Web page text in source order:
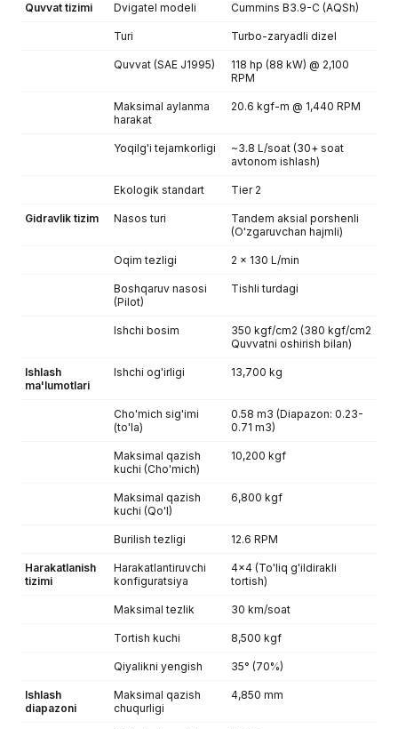
Quvvat tizimi Dvigatel modeli Cummins B3.9-C (AQSh)
Turi Turbo-zaryadli dizel
Quvvat (SAE J1995)
118 hp (88 kW) @ 2,100
RPM
Maksimal aylanma
harakat
20.6 kgf-m @ 1,440 RPM
Yoqilg'i tejamkorligi
~3.8 L/soat (30+ soat
avtonom ishlash)
Ekologik standart Tier 2
Gidravlik tizim Nasos turi
Tandem aksial porshenli
(O'zgaruvchan hajmli)
Oqim tezligi 2 x 130 L/min
Boshqaruv nasosi
(Pilot)
Tishli turdagi
Ishchi bosim
350 kgf/cm2 (380 kgf/cm2
Quvvatni oshirish bilan)
Ishlash
ma'lumotlari
Ishchi og'irligi 13,700 kg
Cho'mich sig'imi
(to'la)
0.58 m3 (Diapazon: 0.23-
0.71 m3)
Maksimal qazish
kuchi (Cho'mich)
10,200 kgf
Maksimal qazish
kuchi (Qo'l)
6,800 kgf
Burilish tezligi 12.6 RPM
Harakatlanish
tizimi
Harakatlantiruvchi
konfiguratsiya
4x4 (To'liq g'ildirakli
tortish)
Maksimal tezlik 30 km/soat
Tortish kuchi 8,500 kgf
Qiyalikni yengish 35° (70%)
Ishlash
diapazoni
Maksimal qazish
chuqurligi
4,850 mm